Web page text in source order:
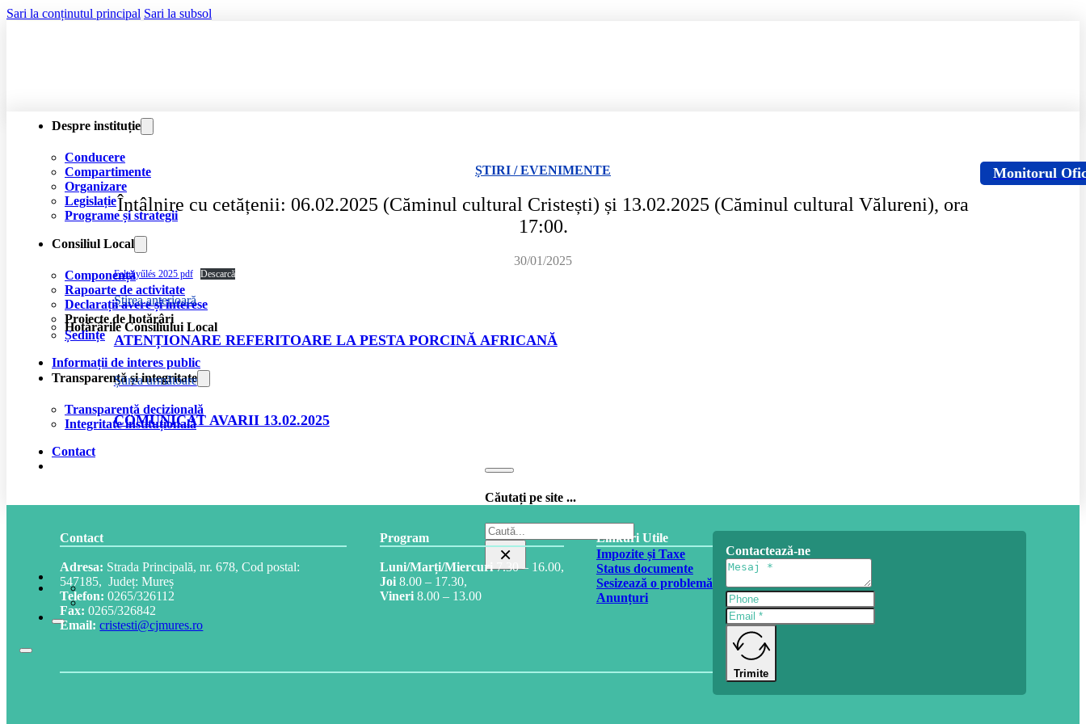
Sari la conținutul principal Sari la subsol
Despre instituție
Conducere
Compartimente
Organizare
Legislație
Programe și strategii
Consiliul Local
Componență
Rapoarte de activitate
Declarații avere și interese
Proiecte de hotărâri
Hotărârile Consiliului Local
Ședințe
Informații de interes public
Transparență și integritate
Transparență decizională
Integritate instituțională
Contact
Căutați pe site ...
Caută
×
Monitorul
ȘTIRI / EVENIMENTE
Întâlnire cu cetățenii: 06.02.2025 (Căminul cultural Cristești) și 13.02.2025 (Căminul cultural Vălureni), ora
17:00.
30/01/2025
Falugyűlés 2025 pdf Descarcă
Știrea anterioară
ATENȚIONARE REFERITOARE LA PESTA PORCINĂ AFRICANĂ
Știrea următoare
COMUNICAT AVARII 13.02.2025
Contact
Adresa: Strada Principală, nr. 678, Cod postal:
547185, Județ: Mureș
Telefon: 0265/326112
Fax: 0265/326842
Email: cristesti@cjmures.ro
Program
Luni/Marți/Miercuri7.30 – 16.00,
Joi8.00 – 17.30,
Vineri8.00 – 13.00
Linkuri Utile
Impozite și Taxe
Status documente
Sesizează o problemă
Anunțuri
Contactează-ne
Trimite